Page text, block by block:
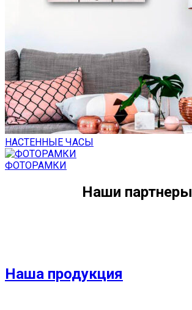
НАСТЕННЫЕ ЧАСЫ
ФОТОРАМКИ
Наши партнеры
Наша продукция